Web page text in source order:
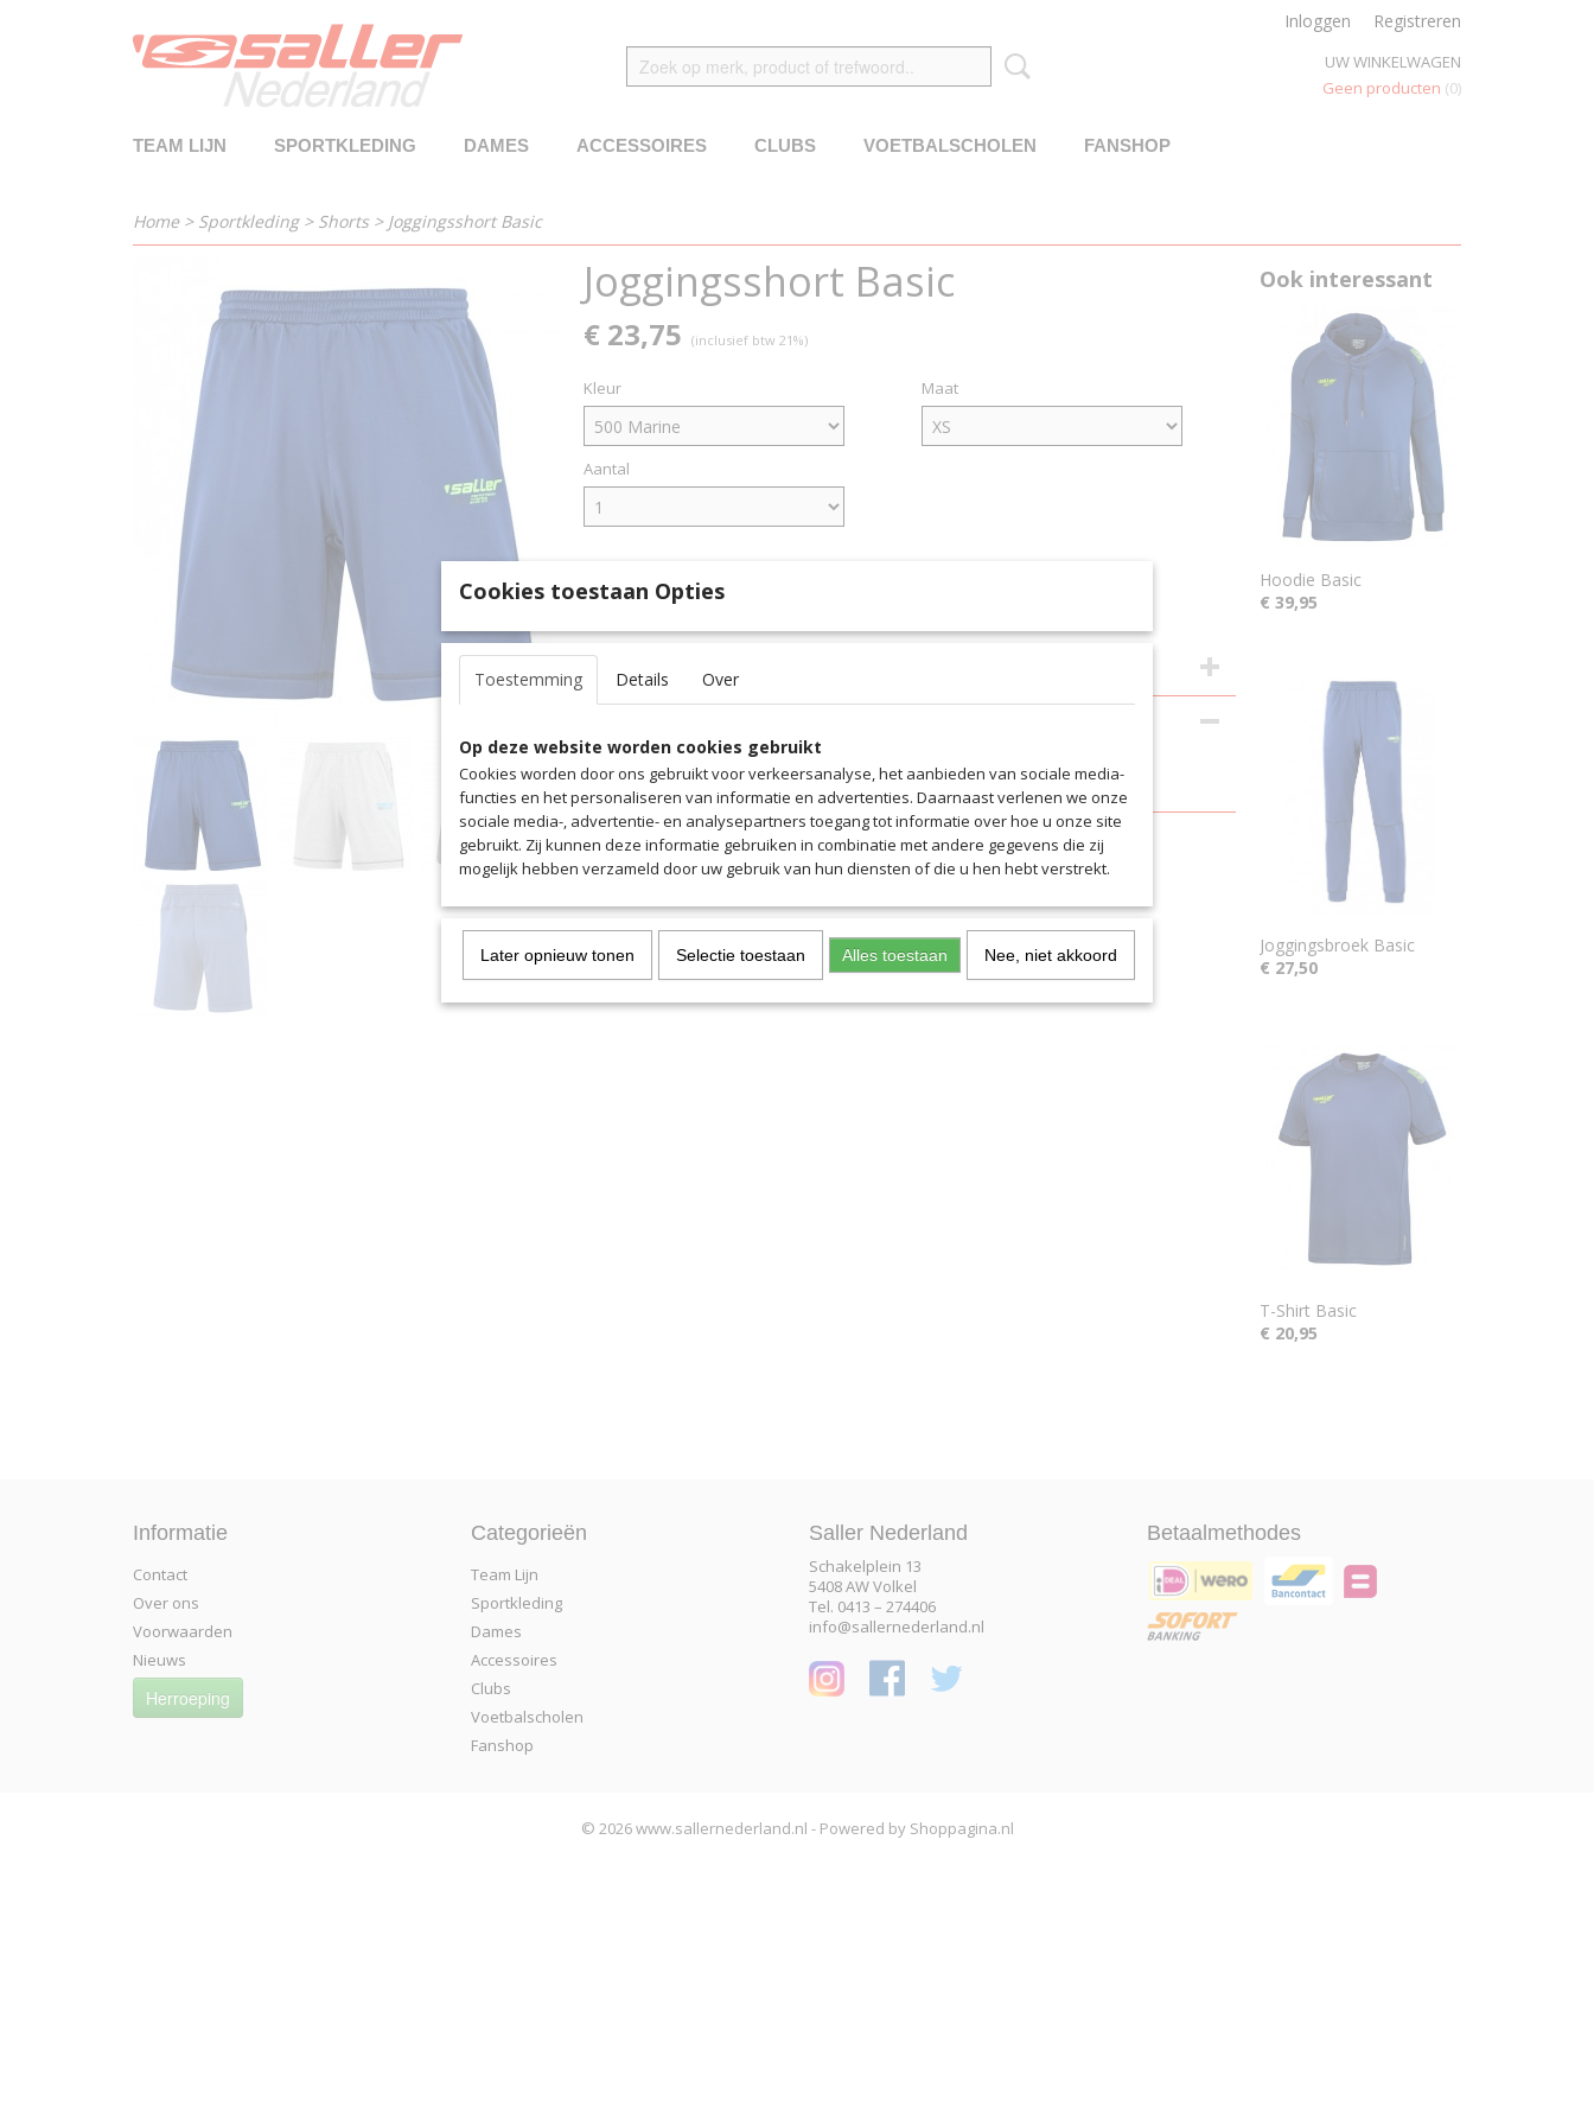
Inloggen Registreren
UW WINKELWAGEN
Geen producten (0)
TEAM LIJN SPORTKLEDING DAMES ACCESSOIRES CLUBS VOETBALSCHOLEN FANSHOP
Home> Sportkleding> Shorts > Joggingsshort Basic
Joggingsshort Basic
€ 23,75 (inclusief btw 21%)
Kleur Maat
Aantal
IN WINKELWAGEN
Specificaties
Productcode
5260-4641
Productcode leverancier
Comfortabele short in katoen-touch kwaliteit met twee zijzakken. Modieuze
contraststiksels, hoogwaardige tailleband met koord.
Ook interessant
Hoodie Basic
€ 39,95
Joggingsbroek Basic
€ 27,50
T-Shirt Basic
€ 20,95
Informatie
Contact
Over ons
Voorwaarden
Nieuws
Herroeping
Categorieën
Team Lijn
Sportkleding
Dames
Accessoires
Clubs
Voetbalscholen
Fanshop
Saller Nederland
Schakelplein 13
5408 AW Volkel
Tel. 0413 – 274406
info@sallernederland.nl
Betaalmethodes
© 2026 www.sallernederland.nl - Powered by Shoppagina.nl
Cookies toestaan Opties
Toestemming Details Over
Op deze website worden cookies gebruikt
Cookies worden door ons gebruikt voor verkeersanalyse, het aanbieden van sociale media-
functies en het personaliseren van informatie en advertenties. Daarnaast verlenen we onze
sociale media-, advertentie- en analysepartners toegang tot informatie over hoe u onze site
gebruikt. Zij kunnen deze informatie gebruiken in combinatie met andere gegevens die zij
mogelijk hebben verzameld door uw gebruik van hun diensten of die u hen hebt verstrekt.
Later opnieuw tonen Selectie toestaan Alles toestaan Nee, niet akkoord